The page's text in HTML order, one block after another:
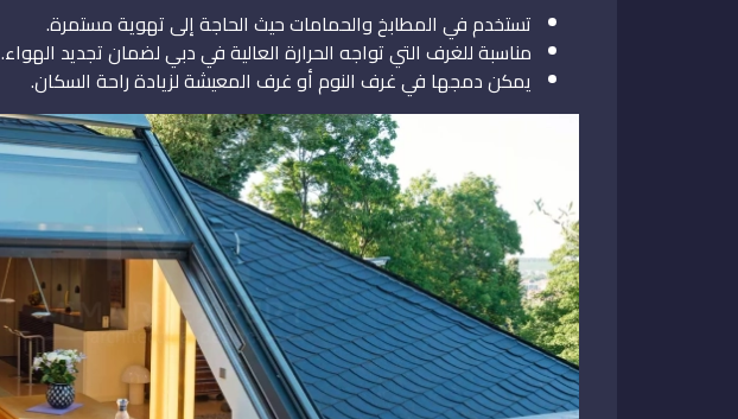
تستخدم في المطابخ والحمامات حيث الحاجة إلى تهوية مستمرة.
مناسبة للغرف التي تواجه الحرارة العالية في دبي لضمان تجديد الهواء.
يمكن دمجها في غرف النوم أو غرف المعيشة لزيادة راحة السكان.